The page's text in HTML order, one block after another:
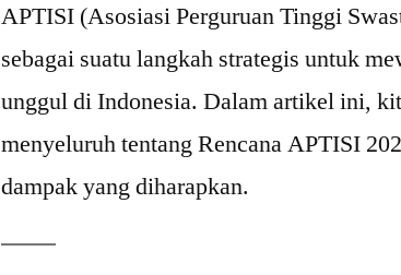
APTISI (Asosiasi Perguruan Tinggi
sebagai suatu langkah strategis untuk
unggul di Indonesia. Dalam artikel ini,
menyeluruh tentang Rencana APTISI
dampak yang diharapkan.